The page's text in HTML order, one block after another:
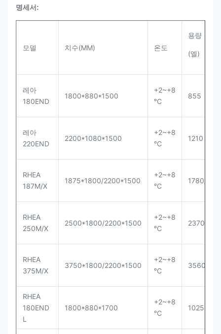
명세서:
모델 치수(MM) 온도
용량
(엘)
레아
180END
1800*880*1500
+2~+8
°C
855
레아
220END
2200*1080*1500
+2~+8
°C
1210
RHEA
187M/X
1875*1800/2200*1500
+2~+8
°C
1780/
RHEA
250M/X
2500*1800/2200*1500
+2~+8
°C
2370/
RHEA
375M/X
3750*1800/2200*1500
+2~+8
°C
3560/
RHEA
180END
L
1800*880*1700
+2~+8
°C
1025